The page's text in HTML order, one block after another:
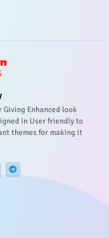
Giving Enhanced look
in User friendly to
themes for making it